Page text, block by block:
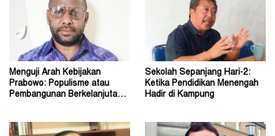
Menguji Arah Kebijakan
Prabowo: Populisme atau
Pembangunan Berkelanjutan?
Sekolah Sepanjang Hari-2:
Ketika Pendidikan Menengah
Hadir di Kampung